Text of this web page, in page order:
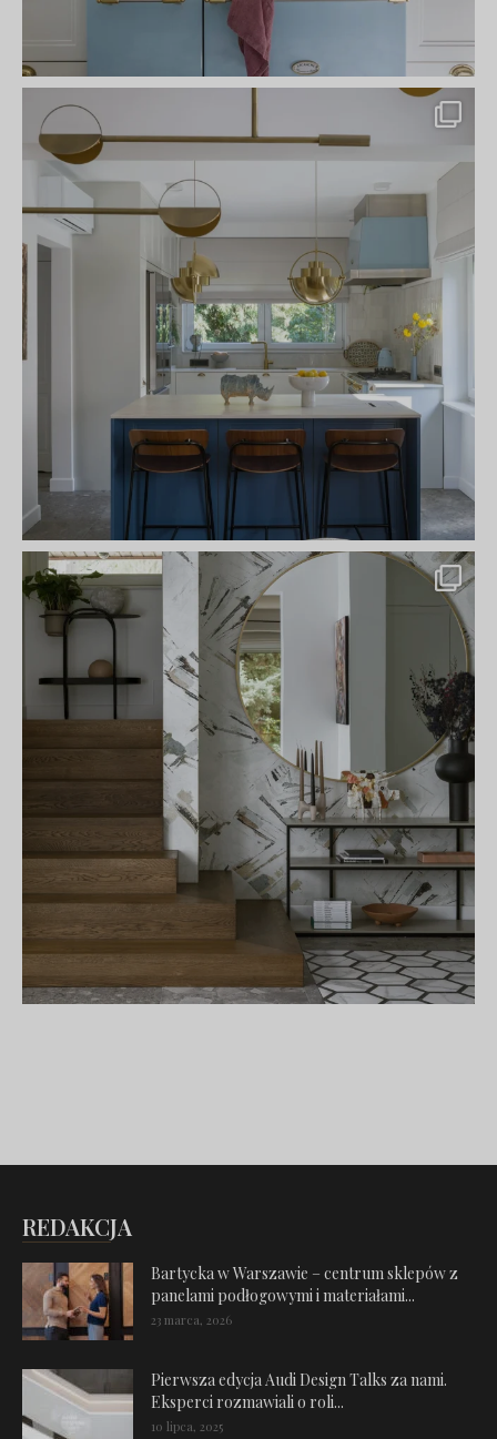
REDAKCJA
Bartycka w Warszawie – centrum sklepów z
panelami podłogowymi i materiałami...
23 marca, 2026
Pierwsza edycja Audi Design Talks za nami.
Eksperci rozmawiali o roli...
10 lipca, 2025